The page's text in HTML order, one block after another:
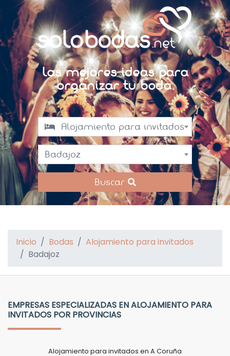
Las mejores ideas para
organizar tu boda.
Alojamiento para invitados
Badajoz
Buscar
Inicio Bodas
Alojamiento para invitados
Badajoz
EMPRESAS ESPECIALIZADAS EN ALOJAMIENTO PARA
INVITADOS POR PROVINCIAS
Alojamiento para invitados en A Coruña